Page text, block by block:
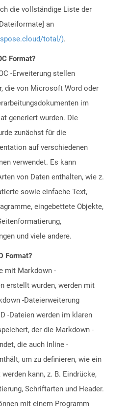
die vollständige Liste der
an
total/).
Format?
-Erweiterung stellen
die von Microsoft Word oder
im
generiert wurden. Die
zunächst für die
auf verschiedenen
verwendet. Es kann
von Daten enthalten, wie z.
sowie einfache Text,
eingebettete Objekte,
und viele andere.
Format?
mit Markdown -
erstellt wurden, werden mit
-Dateierweiterung
-Dateien werden im klaren
der die Markdown -
die auch Inline -
um zu definieren, wie ein
kann, z. B. Eindrücke,
Schriftarten und Header.
mit einem Programm